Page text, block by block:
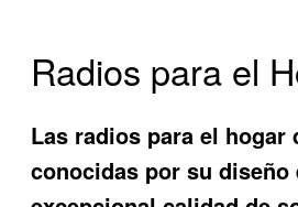
Radios para el
Las radios para el hogar
conocidas por su diseño